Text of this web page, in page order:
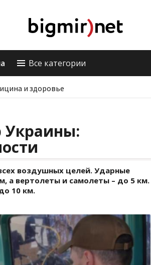
Все категории
и здоровье
Украины:
воздушных целей. Ударные
а вертолеты и самолеты – до 5 км.
10 км.